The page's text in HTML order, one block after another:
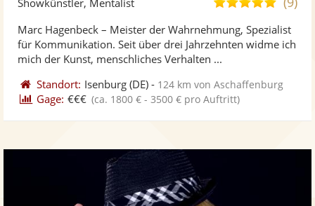
Fotos
5
Marc Hagenbeck – Meister der Wahrnehmung, Spezialist
für Kommunikation. Seit über drei Jahrzehnten widme ich
mich der Kunst, menschliches Verhalten ...
Standort: Isenburg (DE) - 124 km von Aschaffenburg
Gage: €€€ (ca. 1800 € - 3500 € pro Auftritt)